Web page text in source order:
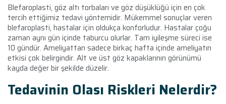
Blefaroplasti, göz altı torbaları ve göz düşüklüğü için en çok
tercih ettiğimiz tedavi yöntemidir. Mükemmel sonuçlar veren
blefaroplasti, hastalar için oldukça konforludur. Hastalar çoğu
zaman aynı gün içinde taburcu olurlar. Tam iyileşme süreci ise
10 gündür. Ameliyattan sadece birkaç hafta içinde ameliyatın
etkisi çok belirgindir. Alt ve üst göz kapaklarının görünümü
kayda değer bir şekilde düzelir.
Tedavinin Olası Riskleri Nelerdir?